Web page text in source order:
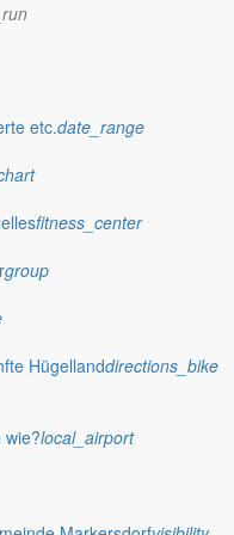
etc.date_range
fitness_center
group
Hügellanddirections_bike
wie?local_airport
im Mai werfen
Neujahrsempfang der
Markersdorf ins
dieses Jahr erst